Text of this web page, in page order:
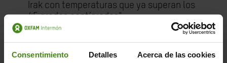
Consentimiento Detalles Acerca de las cookies
Irak con temperaturas que ya superan los
45 grados centígrados".
Asociación para el Desarrollo Al Tahreer,
socia de Oxfam, explica: "Junto con las